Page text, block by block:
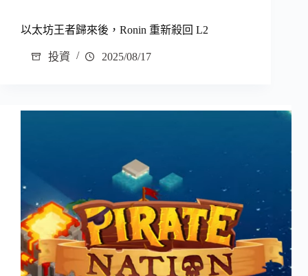
以太坊王者歸來後，Ronin 重新殺回 L2
投資 2025/08/17